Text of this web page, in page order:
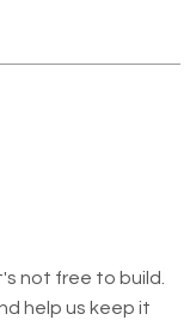
not free to build.
help us keep it